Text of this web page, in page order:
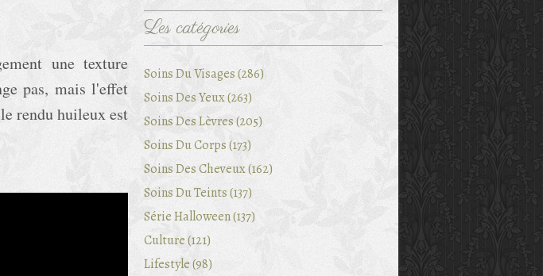
une texture
pas, mais l'effet
rendu huileux est
Les catégories
Soins Du Visages (286)
Soins Des Yeux (263)
Soins Des Lèvres (205)
Soins Du Corps (173)
Soins Des Cheveux (162)
Soins Du Teints (137)
Série Halloween (137)
Culture (121)
Lifestyle (98)